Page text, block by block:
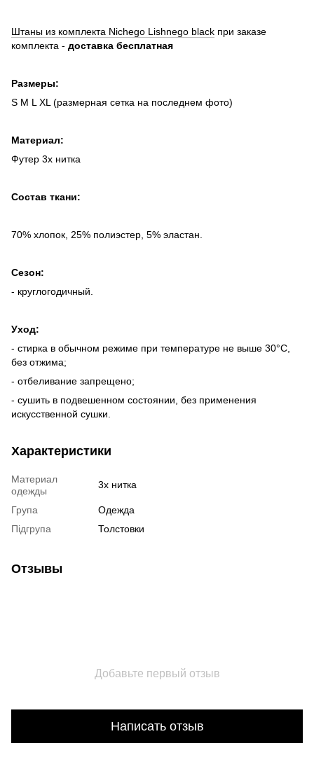
Штаны из комплекта Nichego Lishnego black при заказе
комплекта - доставка бесплатная
Размеры:
S M L XL (размерная сетка на последнем фото)
Материал:
Футер 3х нитка
Состав ткани:
70% хлопок, 25% полиэстер, 5% эластан.
Сезон:
- круглогодичный.
Уход:
- стирка в обычном режиме при температуре не выше 30°C,
без отжима;
- отбеливание запрещено;
- сушить в подвешенном состоянии, без применения
искусственной сушки.
Характеристики
Материал
одежды
3х нитка
Група
Одежда
Підгрупа
Толстовки
Отзывы
Добавьте первый отзыв
Написать отзыв